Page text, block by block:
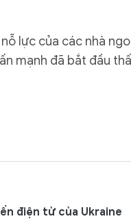
lực của các nhà
mạnh đã bắt đầu
điện tử của Ukraine